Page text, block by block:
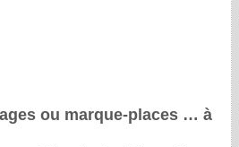
ou marque-places … à